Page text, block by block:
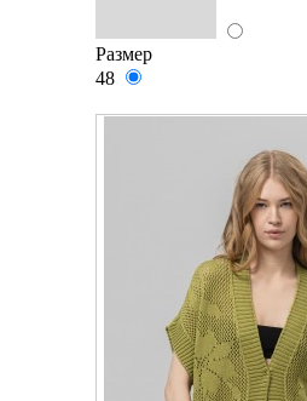
Размер
48